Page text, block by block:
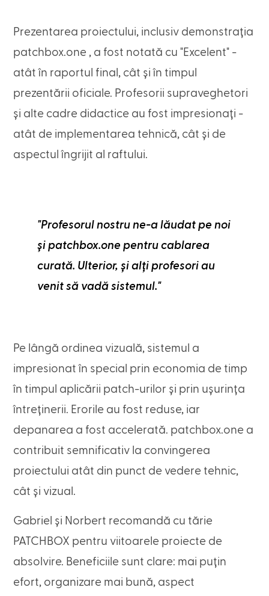
Prezentarea proiectului, inclusiv demonstrația
patchbox.one , a fost notată cu "Excelent" -
atât în raportul final, cât și în timpul
prezentării oficiale. Profesorii supraveghetori
și alte cadre didactice au fost impresionați -
atât de implementarea tehnică, cât și de
aspectul îngrijit al raftului.
"Profesorul nostru ne-a lăudat pe noi
și patchbox.one pentru cablarea
curată. Ulterior, și alți profesori au
venit să vadă sistemul."
Pe lângă ordinea vizuală, sistemul a
impresionat în special prin economia de timp
în timpul aplicării patch-urilor și prin ușurința
întreținerii. Erorile au fost reduse, iar
depanarea a fost accelerată. patchbox.one a
contribuit semnificativ la convingerea
proiectului atât din punct de vedere tehnic,
cât și vizual.
Gabriel și Norbert recomandă cu tărie
PATCHBOX pentru viitoarele proiecte de
absolvire. Beneficiile sunt clare: mai puțin
efort, organizare mai bună, aspect